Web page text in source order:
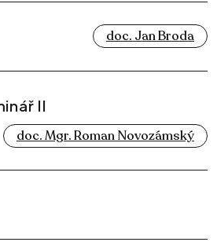
doc. Jan Broda
II
doc. Mgr. Roman Novozámský